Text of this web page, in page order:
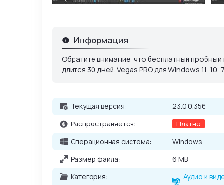
Информация
Обратите внимание, что бесплатный пробный
длится 30 дней. Vegas PRO для Windows 11,
Текущая версия:
23.0.0.356
Распространяется:
Платно
Операционная система:
Windows
Размер файла:
6 MB
Категория:
Аудио и